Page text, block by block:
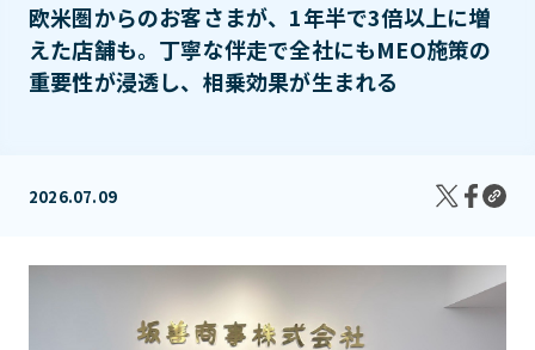
MEO Dash!の特徴
MEO Dash!のサービスプラン
成果事例
欧米圏からのお客さまが、1年半で3倍以上に増
えた店舗も。丁寧な伴走で全社にもMEO施策の
重要性が浸透し、相乗効果が生まれる
2026.07.09